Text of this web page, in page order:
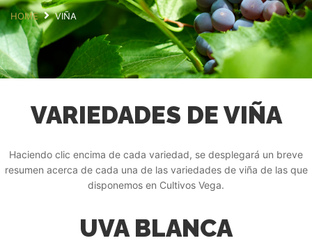
CONTACTO
HOME VIÑA
VARIEDADES DE VIÑA
Haciendo clic encima de cada variedad, se desplegará un breve
resumen acerca de cada una de las variedades de viña de las que
disponemos en Cultivos Vega.
UVA BLANCA